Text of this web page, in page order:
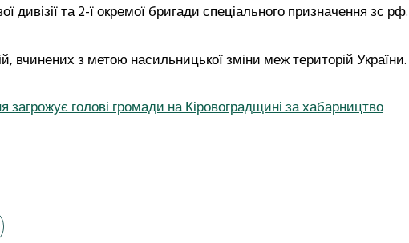
дивізії та 2-ї окремої бригади спеціального призначення зс рф.
вчинених з метою насильницької зміни меж територій України.
загрожує голові громади на Кіровоградщині за хабарництво